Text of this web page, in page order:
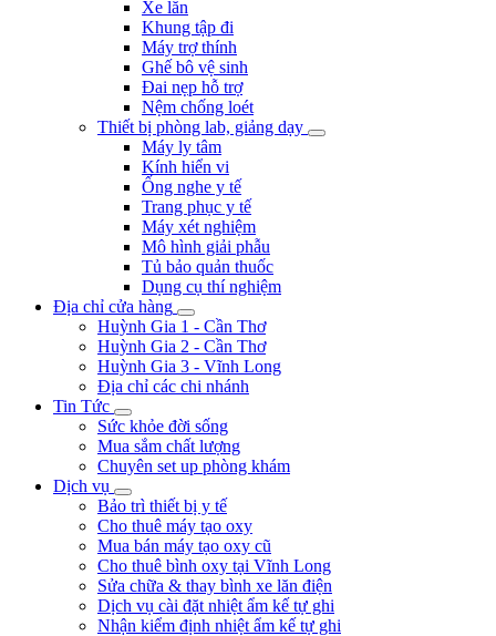
Xe lăn
Khung tập đi
Máy trợ thính
Ghế bô vệ sinh
Đai nẹp hỗ trợ
Nệm chống loét
Thiết bị phòng lab, giảng dạy
Máy ly tâm
Kính hiển vi
Ống nghe y tế
Trang phục y tế
Máy xét nghiệm
Mô hình giải phẫu
Tủ bảo quản thuốc
Dụng cụ thí nghiệm
Địa chỉ cửa hàng
Huỳnh Gia 1 - Cần Thơ
Huỳnh Gia 2 - Cần Thơ
Huỳnh Gia 3 - Vĩnh Long
Địa chỉ các chi nhánh
Tin Tức
Sức khỏe đời sống
Mua sắm chất lượng
Chuyên set up phòng khám
Dịch vụ
Bảo trì thiết bị y tế
Cho thuê máy tạo oxy
Mua bán máy tạo oxy cũ
Cho thuê bình oxy tại Vĩnh Long
Sửa chữa & thay bình xe lăn điện
Dịch vụ cài đặt nhiệt ẩm kế tự ghi
Nhận kiểm định nhiệt ẩm kế tự ghi